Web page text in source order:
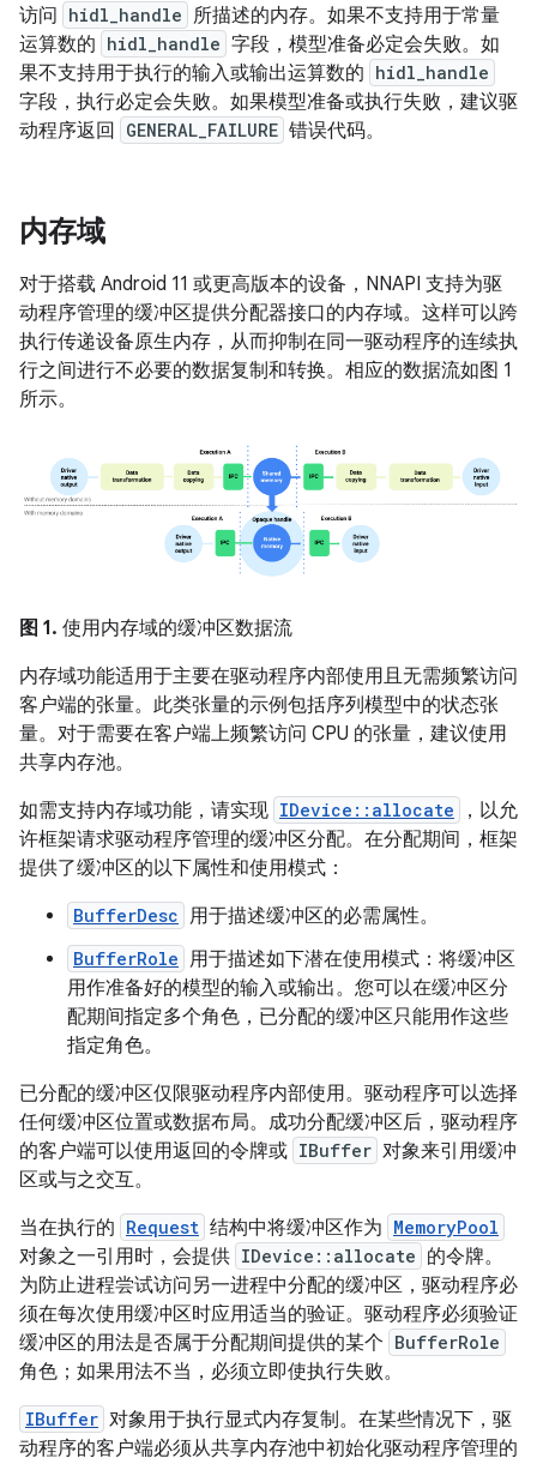
访问 hidl_handle 所描述的内存。如果不支持用于常量
运算数的 hidl_handle 字段，模型准备必定会失败。如
果不支持用于执行的输入或输出运算数的 hidl_handle
字段，执行必定会失败。如果模型准备或执行失败，建议驱
动程序返回
GENERAL_FAILURE 错误代码。
内存域
对于搭载 Android 11 或更高版本的设备，NNAPI 支持为驱
动程序管理的缓冲区提供分配器接口的内存域。这样可以跨
执行传递设备原生内存，从而抑制在同一驱动程序的连续执
行之间进行不必要的数据复制和转换。相应的数据流如图 1
所示。
图 1. 使用内存域的缓冲区数据流
内存域功能适用于主要在驱动程序内部使用且无需频繁访问
客户端的张量。此类张量的示例包括序列模型中的状态张
量。对于需要在客户端上频繁访问 CPU 的张量，建议使用
共享内存池。
如需支持内存域功能，请实现 IDevice::allocate
，以允
许框架请求驱动程序管理的缓冲区分配。在分配期间，框架
提供了缓冲区的以下属性和使用模式：
BufferDesc 用于描述缓冲区的必需属性。
BufferRole 用于描述如下潜在使用模式：将缓冲区
用作准备好的模型的输入或输出。您可以在缓冲区分
配期间指定多个角色，已分配的缓冲区只能用作这些
指定角色。
已分配的缓冲区仅限驱动程序内部使用。驱动程序可以选择
任何缓冲区位置或数据布局。成功分配缓冲区后，驱动程序
的客户端可以使用返回的令牌或 IBuffer 对象来引用缓冲
区或与之交互。
当在执行的 Request 结构中将缓冲区作为 MemoryPool
对象之一引用时，会提供 IDevice::allocate 的令牌。
为防止进程尝试访问另一进程中分配的缓冲区，驱动程序必
须在每次使用缓冲区时应用适当的验证。驱动程序必须验证
缓冲区的用法是否属于分配期间提供的某个 BufferRole
角色；如果用法不当，必须立即使执行失败。
IBuffer 对象用于执行显式内存复制。在某些情况下，驱
动程序的客户端必须从共享内存池中初始化驱动程序管理的